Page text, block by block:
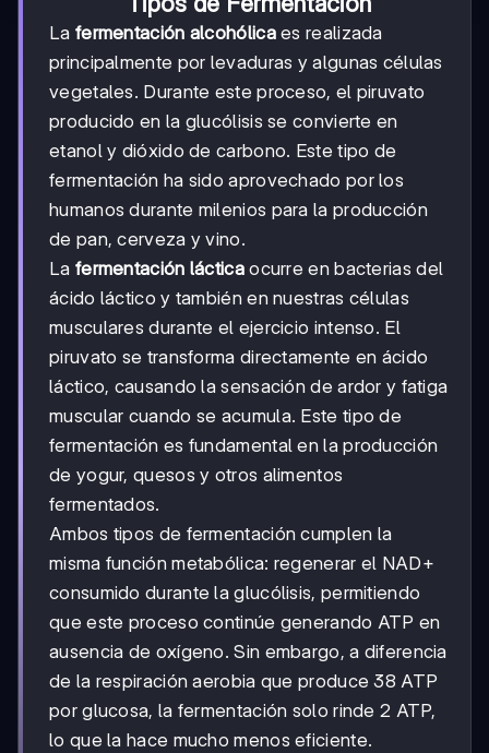
La fermentación alcohólicaes realizada
principalmente por levaduras y algunas células
vegetales. Durante este proceso, el piruvato
producido en la glucólisis se convierte en
etanol y dióxido de carbono. Este tipo de
fermentación ha sido aprovechado por los
humanos durante milenios para la producción
de pan, cerveza y vino.
La fermentación lácticaocurre en bacterias del
ácido láctico y también en nuestras células
musculares durante el ejercicio intenso. El
piruvato se transforma directamente en ácido
láctico, causando la sensación de ardor y fatiga
muscular cuando se acumula. Este tipo de
fermentación es fundamental en la producción
de yogur, quesos y otros alimentos
fermentados.
Ambos tipos de fermentación cumplen la
misma función metabólica: regenerar el NAD+
consumido durante la glucólisis, permitiendo
que este proceso continúe generando ATP en
ausencia de oxígeno. Sin embargo, a diferencia
de la respiración aerobia que produce 38 ATP
por glucosa, la fermentación solo rinde 2 ATP,
lo que la hace mucho menos eficiente.